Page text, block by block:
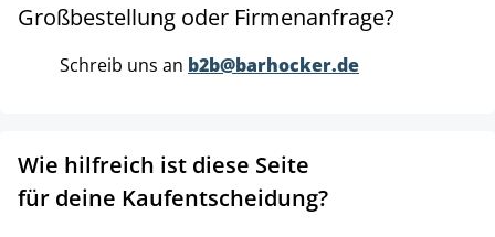
Großbestellung oder Firmenanfrage?
Schreib uns an b2b@barhocker.de
Wie hilfreich ist diese Seite
für deine Kaufentscheidung?